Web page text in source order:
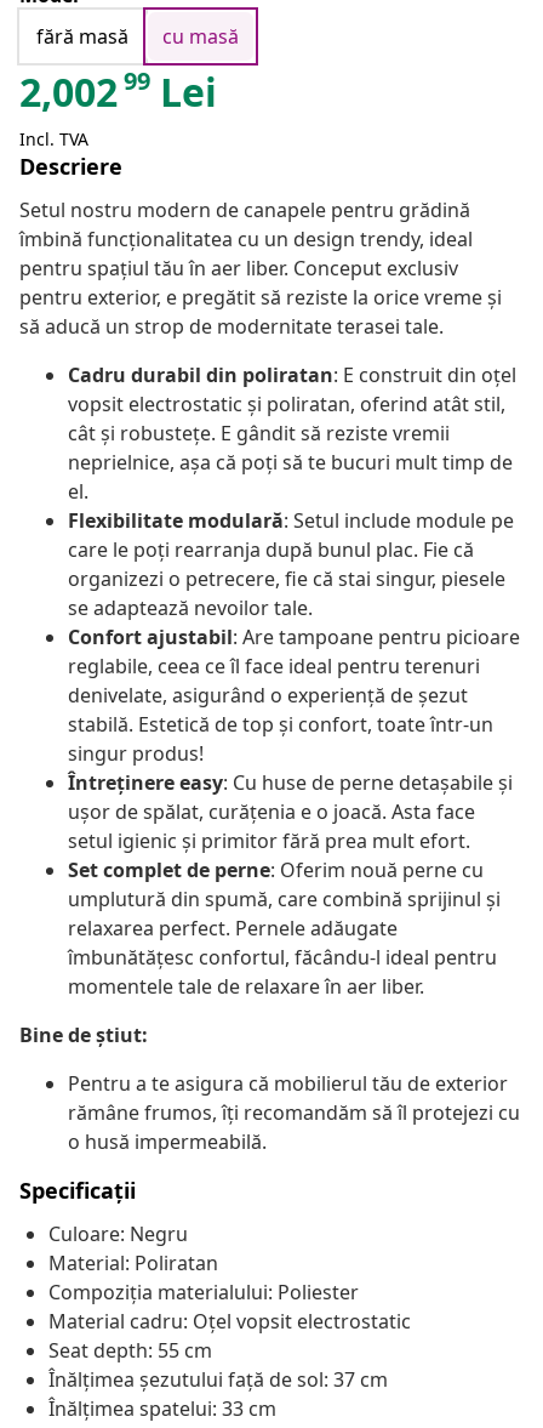
fără masă
cu masă
2,00299 Lei
Incl. TVA
Descriere
Setul nostru modern de canapele pentru grădină
îmbină funcționalitatea cu un design trendy, ideal
pentru spațiul tău în aer liber. Conceput exclusiv
pentru exterior, e pregătit să reziste la orice vreme și
să aducă un strop de modernitate terasei tale.
Cadru durabil din poliratan: E construit din oțel
vopsit electrostatic și poliratan, oferind atât stil,
cât și robustețe. E gândit să reziste vremii
neprielnice, așa că poți să te bucuri mult timp de
el.
Flexibilitate modulară: Setul include module pe
care le poți rearranja după bunul plac. Fie că
organizezi o petrecere, fie că stai singur, piesele
se adaptează nevoilor tale.
Confort ajustabil: Are tampoane pentru picioare
reglabile, ceea ce îl face ideal pentru terenuri
denivelate, asigurând o experiență de șezut
stabilă. Estetică de top și confort, toate într-un
singur produs!
Întreținere easy: Cu huse de perne detașabile și
ușor de spălat, curățenia e o joacă. Asta face
setul igienic și primitor fără prea mult efort.
Set complet de perne: Oferim nouă perne cu
umplutură din spumă, care combină sprijinul și
relaxarea perfect. Pernele adăugate
îmbunătățesc confortul, făcându-l ideal pentru
momentele tale de relaxare în aer liber.
Bine de știut:
Pentru a te asigura că mobilierul tău de exterior
rămâne frumos, îți recomandăm să îl protejezi cu
o husă impermeabilă.
Specificații
Culoare: Negru
Material: Poliratan
Compoziția materialului: Poliester
Material cadru: Oțel vopsit electrostatic
Seat depth: 55 cm
Înălțimea șezutului față de sol: 37 cm
Înălțimea spatelui: 33 cm